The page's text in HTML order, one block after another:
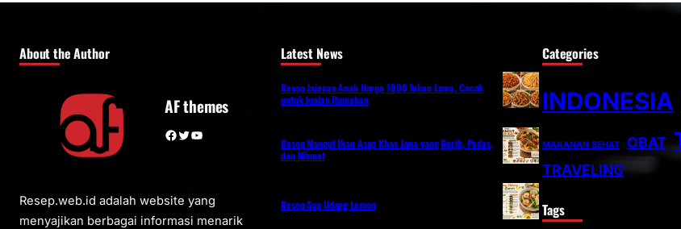
About the Author
AF themes
Facebook Twitter YouTube
Resep.web.id adalah website yang
menyajikan berbagai informasi menarik
Latest News
Resep Jajanan Anak Harga 1000 Tahan Lama, Cocok
untuk Jualan Rumahan
Resep Mangut Ikan Asap Khas Jawa yang Gurih, Pedas,
dan Nikmat
Resep Sup Udang Lemon
Categories
INDONESIA
MAKANAN SEHAT OBAT
TRAVELING
Tags